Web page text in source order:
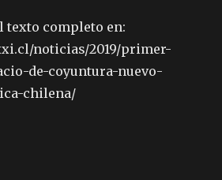
texto completo en:
noticias/2019/primer-
de-coyuntura-nuevo-
chilena/